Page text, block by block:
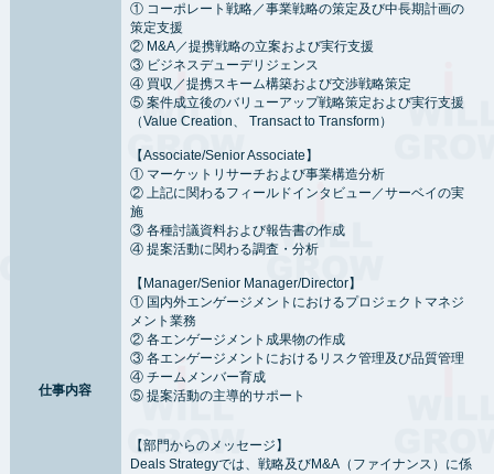
仕事内容
① コーポレート戦略／事業戦略の策定及び中長期計画の
策定支援
② M&A／提携戦略の立案および実行支援
③ ビジネスデューデリジェンス
④ 買収／提携スキーム構築および交渉戦略策定
⑤ 案件成立後のバリューアップ戦略策定および実行支援
（Value Creation、 Transact to Transform）
【Associate/Senior Associate】
① マーケットリサーチおよび事業構造分析
② 上記に関わるフィールドインタビュー／サーベイの実
施
③ 各種討議資料および報告書の作成
④ 提案活動に関わる調査・分析
【Manager/Senior Manager/Director】
① 国内外エンゲージメントにおけるプロジェクトマネジ
メント業務
② 各エンゲージメント成果物の作成
③ 各エンゲージメントにおけるリスク管理及び品質管理
④ チームメンバー育成
⑤ 提案活動の主導的サポート
【部門からのメッセージ】
Deals Strategyでは、戦略及びM&A（ファイナンス）に係